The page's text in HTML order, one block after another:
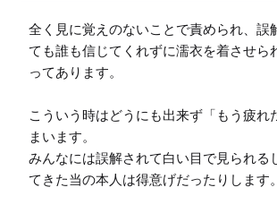
全く見に覚えのないことで責められ、誤
ても誰も信じてくれずに濡衣を着させら
ってあります。
こういう時はどうにも出来ず「もう疲れ
まいます。
みんなには誤解されて白い目で見られる
てきた当の本人は得意げだったりします。